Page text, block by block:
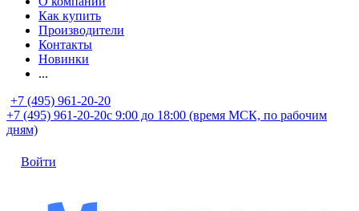
Как купить
Производители
Контакты
Новинки
...
+7 (495) 961-20-20
+7 (495) 961-20-20с 9:00 до 18:00 (время МСК, по рабочим
дням)
Войти